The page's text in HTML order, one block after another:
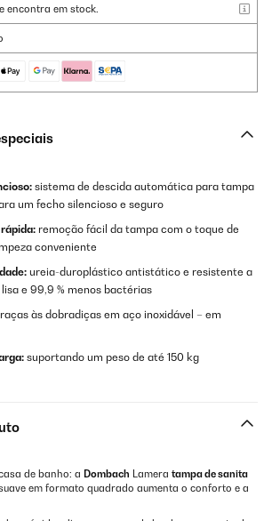
encontra em stock.
sistema de descida automática para tampa
um fecho silencioso e seguro
remoção fácil da tampa com o toque de
conveniente
ureia-duroplástico antistático e resistente a
e 99,9 % menos bactérias
às dobradiças em aço inoxidável – em
suportando um peso de até 150 kg
de banho: a Dombach Lamera tampa de sanita
em formato quadrado aumenta o conforto e a